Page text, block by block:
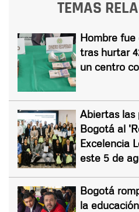
TEMAS
Hombre
tras hurtar
un centro
Abiertas las
Bogotá al
Excelencia
este 5 de
Bogotá
la